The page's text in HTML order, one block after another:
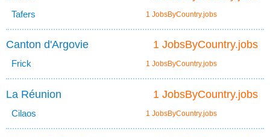
Tafers 1 JobsByCountry.jobs
1 JobsByCountry.jobs
Canton d'Argovie
Frick 1 JobsByCountry.jobs
1 JobsByCountry.jobs
La Réunion
Cilaos 1 JobsByCountry.jobs